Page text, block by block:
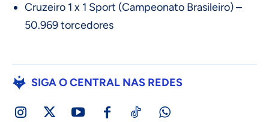
Cruzeiro 1 x 1 Sport (Campeonato Brasileiro) –
50.969 torcedores
SIGA O CENTRAL NAS REDES